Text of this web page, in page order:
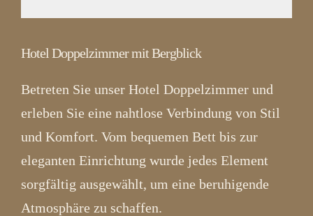
Hotel Doppelzimmer mit Bergblick
Betreten Sie unser Hotel Doppelzimmer und
erleben Sie eine nahtlose Verbindung von Stil
und Komfort. Vom bequemen Bett bis zur
eleganten Einrichtung wurde jedes Element
sorgfältig ausgewählt, um eine beruhigende
Atmosphäre zu schaffen.